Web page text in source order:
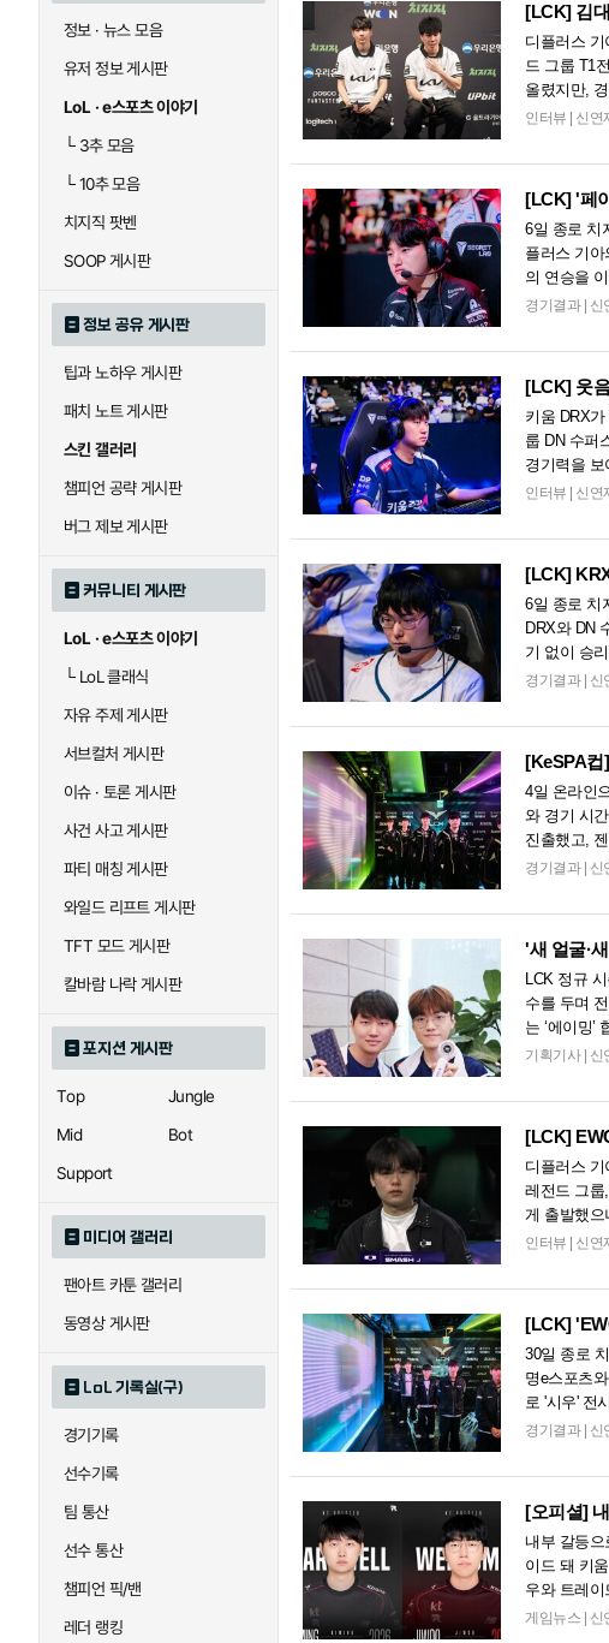
정보 · 뉴스 모음
유저 정보 게시판
LoL · e스포츠 이야기
└3추 모음
└10추 모음
치지직 팟벤
SOOP 게시판
정보 공유 게시판
팁과 노하우 게시판
패치 노트 게시판
스킨 갤러리
챔피언 공략 게시판
버그 제보 게시판
커뮤니티 게시판
LoL · e스포츠 이야기
└LoL 클래식
자유 주제 게시판
서브컬처 게시판
이슈 · 토론 게시판
사건 사고 게시판
파티 매칭 게시판
와일드 리프트 게시판
TFT 모드 게시판
칼바람 나락 게시판
포지션 게시판
Top
Jungle
Mid
Bot
Support
미디어 갤러리
팬아트 카툰 갤러리
동영상 게시판
LoL 기록실(구)
경기기록
선수기록
팀 통산
선수 통산
챔피언 픽/밴
레더 랭킹
[LCK]김
디플러스 기
드 그룹 T1
올렸지만,
늘 져서 너
인터뷰 신연
[LCK]'페
6일 종로 치
플러스 기
의 연승을
첫 드래곤을
경기결과 신
[LCK]웃
키움 DRX
룹 DN 수퍼
경기력을
다. "합류한
인터뷰 신연
[LCK]
6일 종로 치
DRX와 DN
기 없이 승
이 매우 좋...
경기결과 신
[KeSPA컵]
4일 온라인
와 경기 시
진출했고,
을 상대로 '
경기결과 신
'새 얼굴·
LCK 정규
수를 두며
는 ‘에이밍’
한화생명을
기획기사 신
[LCK]
디플러스 기
레전드 그룹
게 출발했으
날 POM에
인터뷰 신연
[LCK]
30일 종로
명e스포츠
로 '시우' 전
바로 동점
경기결과 신
[오피셜]내
내부 갈등으
이드 돼 키
우와 트레
하루 만에
게임뉴스 신